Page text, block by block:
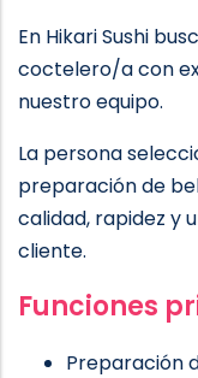
En Hikari Sushi
coctelero/a con
nuestro equipo.
La persona
preparación de
calidad, rapidez y
cliente.
Funciones
Preparación